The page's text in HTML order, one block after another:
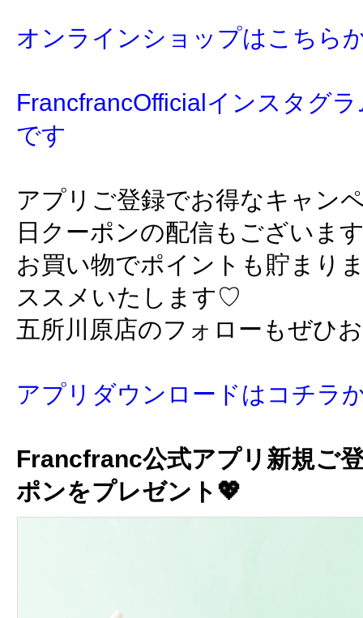
オンラインショップはこちら
FrancfrancOfficialインスタグ
です
アプリご登録でお得なキャン
日クーポンの配信もございま
お買い物でポイントも貯まり
ススメいたします♡
五所川原店のフォローもぜひ
アプリダウンロードはコチラ
Francfranc公式アプリ新規ご
ポンをプレゼント💖